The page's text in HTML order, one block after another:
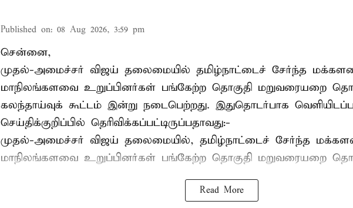
Published on: 08 Aug 2026, 3:59 pm
சென்னை,
முதல்-அமைச்சர் விஜய் தலைமையில் தமிழ்நாட்டைச் சேர்ந்த
மாநிலங்களவை உறுப்பினர்கள் பங்கேற்ற தொகுதி மறுவரையறை
கலந்தாய்வுக் கூட்டம் இன்று நடைபெற்றது. இதுதொடர்பாக
செய்திக்குறிப்பில் தெரிவிக்கப்பட்டிருப்பதாவது:-
முதல்-அமைச்சர் விஜய் தலைமையில், தமிழ்நாட்டைச் சேர்ந்த
மாநிலங்களவை உறுப்பினர்கள் பங்கேற்ற தொகுதி மறுவரையறை
Read More